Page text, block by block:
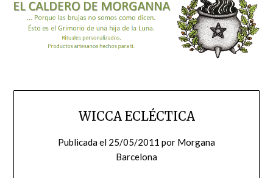
WICCA ECLÉCTICA
Publicada el 25/05/2011 por Morgana
Barcelona